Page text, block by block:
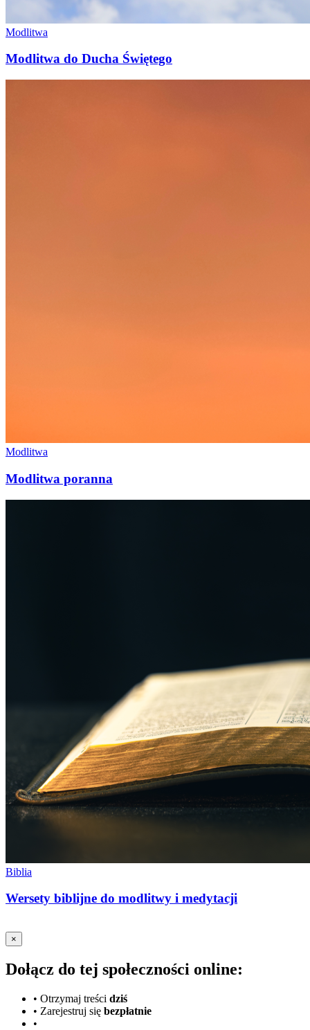
Modlitwa
Modlitwa do Ducha Świętego
Modlitwa
Modlitwa poranna
Biblia
Wersety biblijne do modlitwy i medytacji
×
Dołącz do tej społeczności online:
• Otrzymaj treści dziś
• Zarejestruj się bezpłatnie
•